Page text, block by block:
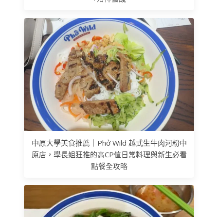
中原大學美食推薦｜Phở Wild 越式生牛肉河粉中
原店，學長姐狂推的高CP值日常料理與新生必看
點餐全攻略